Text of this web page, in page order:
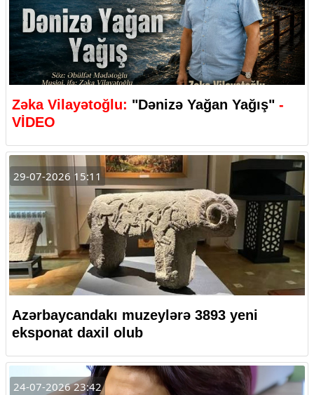
Zəka Vilayətoğlu: "Dənizə Yağan Yağış" -
VİDEO
29-07-2026 15:11
Azərbaycandakı muzeylərə 3893 yeni
eksponat daxil olub
24-07-2026 23:42